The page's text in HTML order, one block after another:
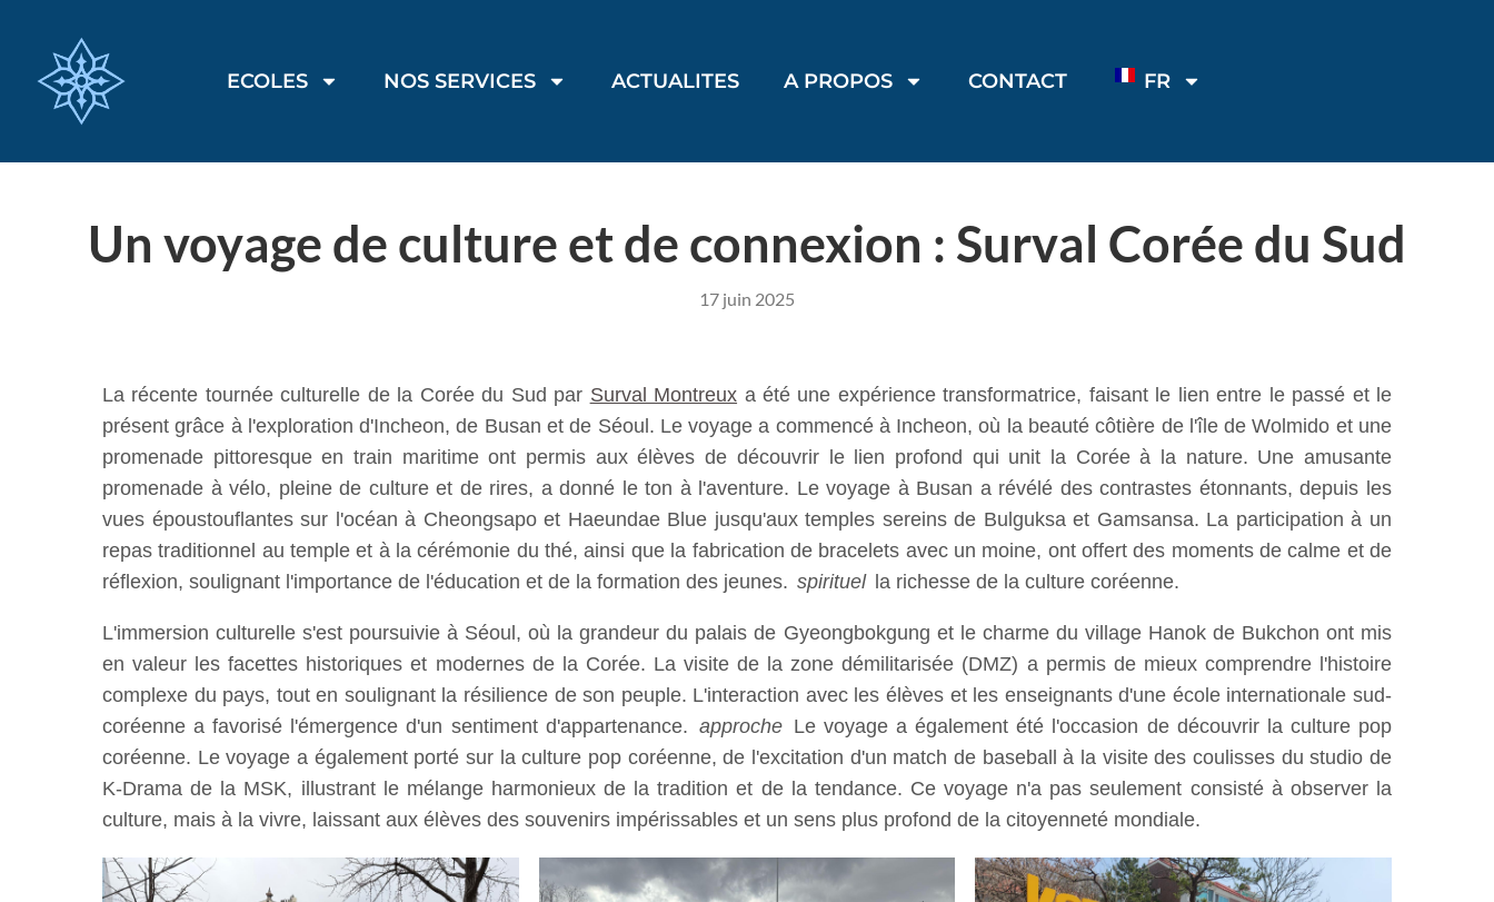
ECOLES NOS SERVICES ACTUALITES A PROPOS CONTACT FR
Un voyage de culture et de connexion : Surval Corée du Sud
17 juin 2025
La récente tournée culturelle de la Corée du Sud par Surval Montreux a été une expérience transformatrice, faisant le lien entre le passé et le
présent grâce à l'exploration d'Incheon, de Busan et de Séoul. Le voyage a commencé à Incheon, où la beauté côtière de l'île de Wolmido et une
promenade pittoresque en train maritime ont permis aux élèves de découvrir le lien profond qui unit la Corée à la nature. Une amusante
promenade à vélo, pleine de culture et de rires, a donné le ton à l'aventure. Le voyage à Busan a révélé des contrastes étonnants, depuis les
vues époustouflantes sur l'océan à Cheongsapo et Haeundae Blue jusqu'aux temples sereins de Bulguksa et Gamsansa. La participation à un
repas traditionnel au temple et à la cérémonie du thé, ainsi que la fabrication de bracelets avec un moine, ont offert des moments de calme et de
réflexion, soulignant l'importance de l'éducation et de la formation des jeunes. spirituel la richesse de la culture coréenne.
L'immersion culturelle s'est poursuivie à Séoul, où la grandeur du palais de Gyeongbokgung et le charme du village Hanok de Bukchon ont mis
en valeur les facettes historiques et modernes de la Corée. La visite de la zone démilitarisée (DMZ) a permis de mieux comprendre l'histoire
complexe du pays, tout en soulignant la résilience de son peuple. L'interaction avec les élèves et les enseignants d'une école internationale sud-
coréenne a favorisé l'émergence d'un sentiment d'appartenance. approche Le voyage a également été l'occasion de découvrir la culture pop
coréenne. Le voyage a également porté sur la culture pop coréenne, de l'excitation d'un match de baseball à la visite des coulisses du studio de
K-Drama de la MSK, illustrant le mélange harmonieux de la tradition et de la tendance. Ce voyage n'a pas seulement consisté à observer la
culture, mais à la vivre, laissant aux élèves des souvenirs impérissables et un sens plus profond de la citoyenneté mondiale.